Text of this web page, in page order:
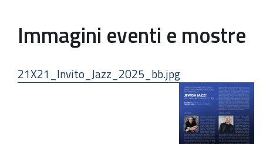
Immagini eventi e mostre
21X21_Invito_Jazz_2025_bb.jpg